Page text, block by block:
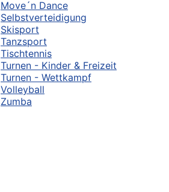
Move´n Dance
Selbstverteidigung
Skisport
Tanzsport
Tischtennis
Turnen - Kinder & Freizeit
Turnen - Wettkampf
Volleyball
Zumba